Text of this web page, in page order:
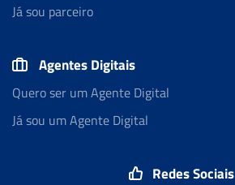
Já sou parceiro
Agentes Digitais
Quero ser um Agente Digital
Já sou um Agente Digital
Redes Sociais